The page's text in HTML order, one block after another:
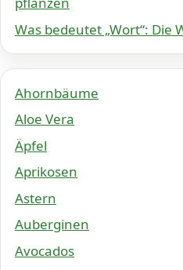
Was bedeutet „Wort“: Die
Ahornbäume
Aloe Vera
Äpfel
Aprikosen
Astern
Auberginen
Avocados